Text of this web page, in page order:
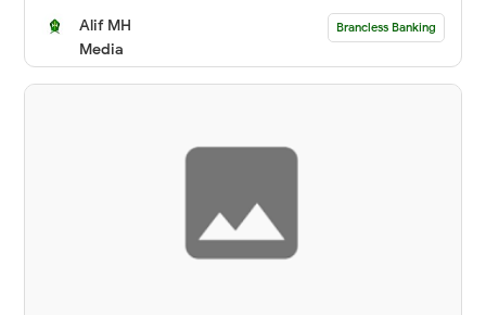
Alif MH
Media
Brancless Banking